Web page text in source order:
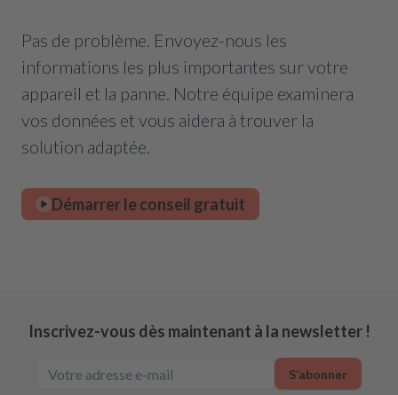
Pas de problème. Envoyez-nous les
informations les plus importantes sur votre
appareil et la panne. Notre équipe examinera
vos données et vous aidera à trouver la
solution adaptée.
Démarrer le conseil gratuit
Inscrivez-vous dès maintenant à la newsletter !
S’abonner